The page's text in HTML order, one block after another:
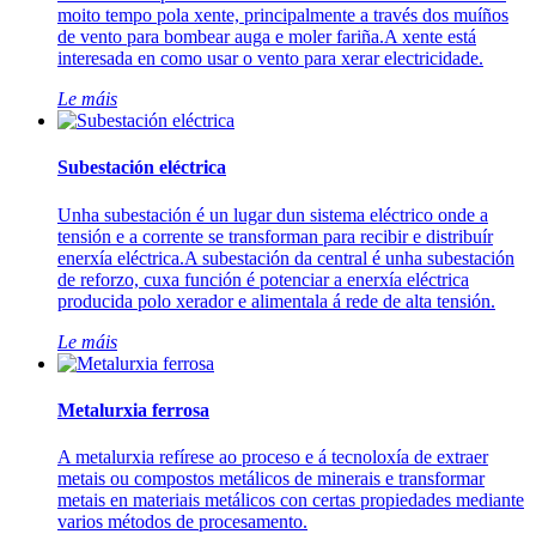
moito tempo pola xente, principalmente a través dos muíños
de vento para bombear auga e moler fariña.A xente está
interesada en como usar o vento para xerar electricidade.
Le máis
Subestación eléctrica
Unha subestación é un lugar dun sistema eléctrico onde a
tensión e a corrente se transforman para recibir e distribuír
enerxía eléctrica.A subestación da central é unha subestación
de reforzo, cuxa función é potenciar a enerxía eléctrica
producida polo xerador e alimentala á rede de alta tensión.
Le máis
Metalurxia ferrosa
A metalurxia refírese ao proceso e á tecnoloxía de extraer
metais ou compostos metálicos de minerais e transformar
metais en materiais metálicos con certas propiedades mediante
varios métodos de procesamento.